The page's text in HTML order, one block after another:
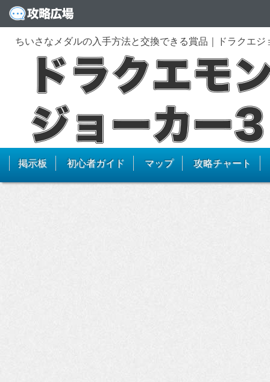
ちいさなメダルの入手方法と交換できる賞品｜ドラクエジ
掲示板 初心者ガイド マップ 攻略チャート